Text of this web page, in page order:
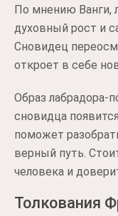
По мнению Ванги,
духовный рост и
Сновидец
откроет в себе
Образ лабрадора-
сновидца
поможет
верный путь.
человека и
Толкования